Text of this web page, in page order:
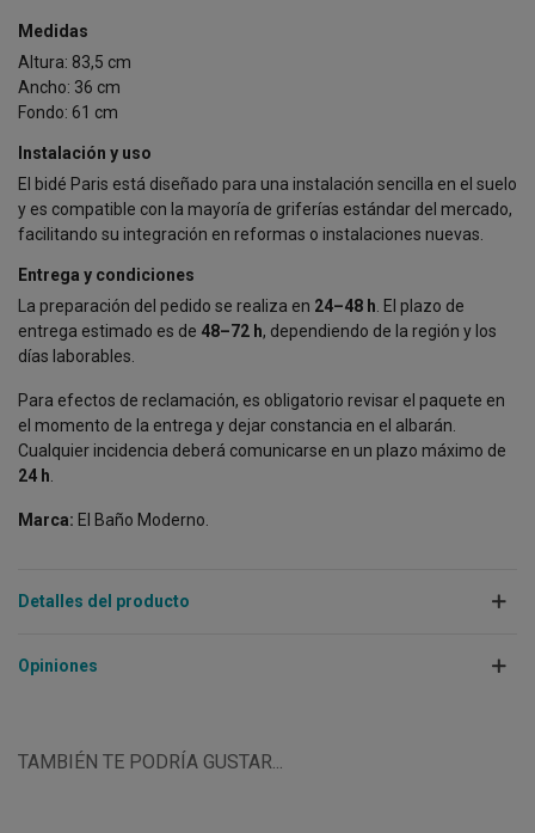
Medidas
Altura: 83,5 cm
Ancho: 36 cm
Fondo: 61 cm
Instalación y uso
El bidé Paris está diseñado para una instalación sencilla en el suelo
y es compatible con la mayoría de griferías estándar del mercado,
facilitando su integración en reformas o instalaciones nuevas.
Entrega y condiciones
La preparación del pedido se realiza en 24–48 h . El plazo de
entrega estimado es de 48–72 h, dependiendo de la región y los
días laborables.
Para efectos de reclamación, es obligatorio revisar el paquete en
el momento de la entrega y dejar constancia en el albarán.
Cualquier incidencia deberá comunicarse en un plazo máximo de
24 h
Marca: El Baño Moderno.
Detalles del producto
Opiniones
TAMBIÉN TE PODRÍA GUSTAR...